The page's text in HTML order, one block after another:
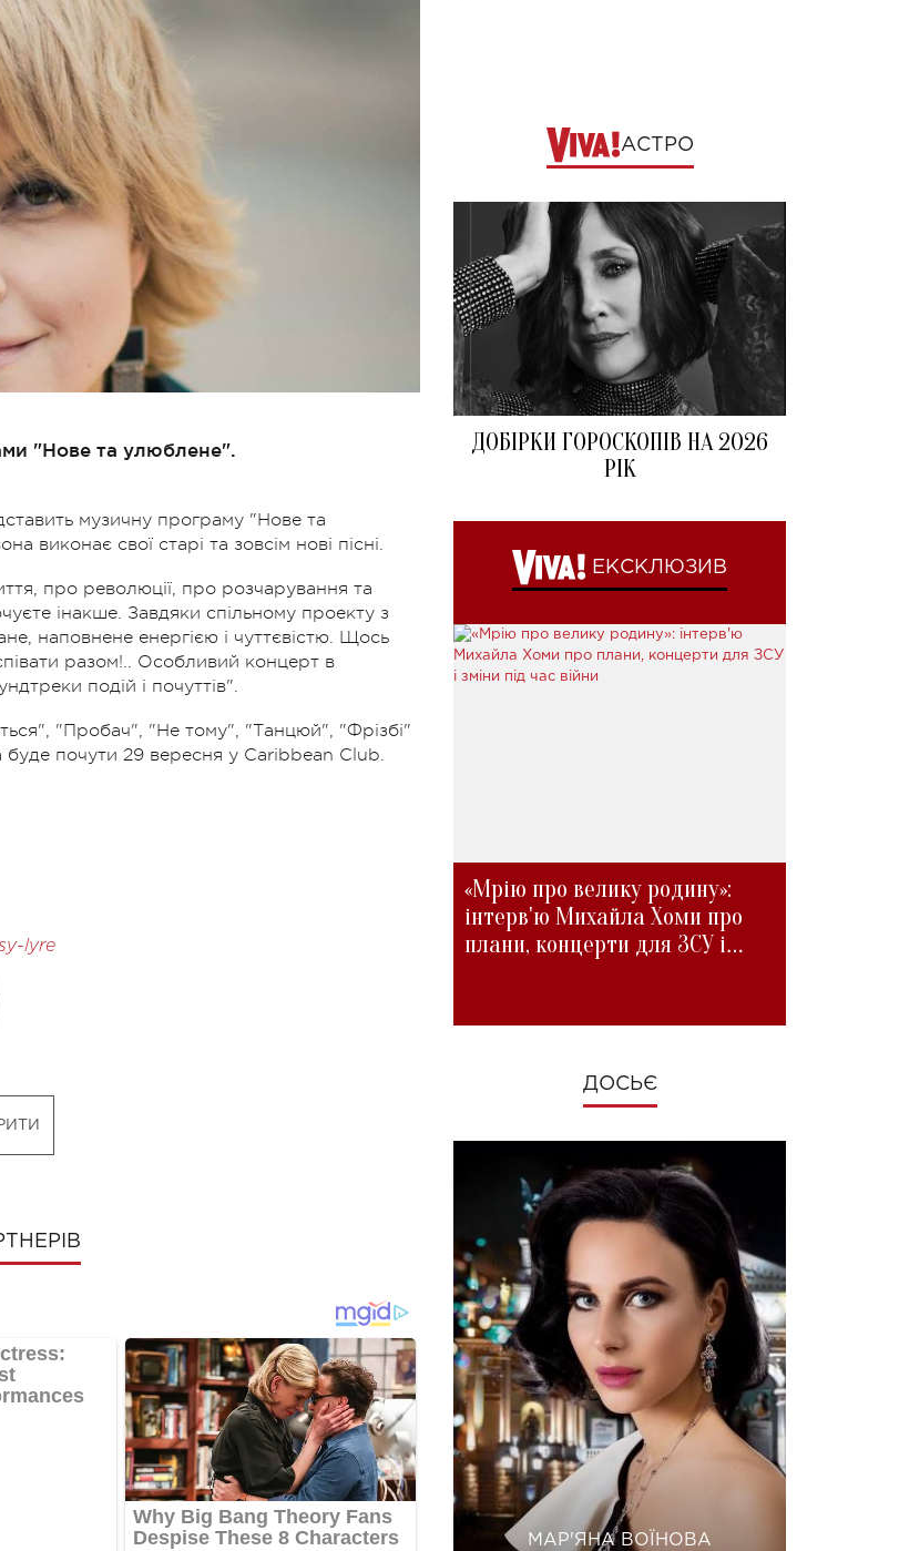
"Нове та улюблене".
музичну програму "Нове та
виконає свої старі та зовсім нові пісні.
про революції, про розчарування та
інакше. Завдяки спільному проекту з
наповнене енергією і чуттєвістю. Щось
разом!.. Особливий концерт в
подій і почуттів".
"Пробач", "Не тому", "Танцюй", "Фрізбі"
буде почути 29 вересня у Caribbean Club.
lyre
АСТРО
ДОБІРКИ ГОРОСКОПІВ НА 2026
РІК
ЕКСКЛЮЗИВ
«Мрію про велику родину»:
інтерв'ю Михайла Хоми про
плани, концерти для ЗСУ і
ДОСЬЄ
МАР'ЯНА ВОЇНОВА